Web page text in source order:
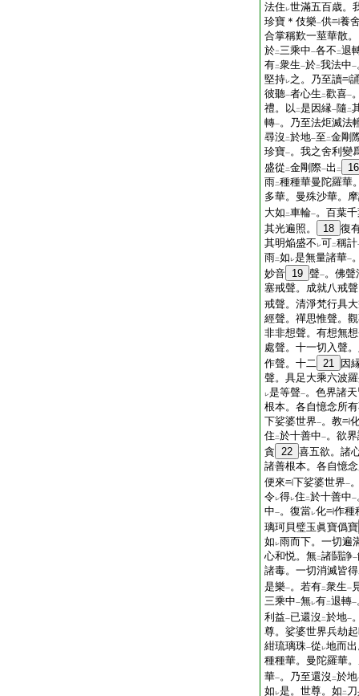
法住 レ世滿五百歳。
珍寶＊伎樂一供
養
合掌稱歎一莖華散
於二三乘中一各不 二退
有二衆生一於二我法中一
堅持レ之。乃至讀
彼聽一者心生 二歡喜一
禮。以 二是因縁一隨 二
轉一。乃至法炬滅法
尋沒 二於地一至 二金剛
珍寶一。我之舍利變
盛從 二金剛際一出 二
16
雨二種種華曼陀羅華
多華。曼殊沙華。
大如 二車輪一。百葉
其光遍照。
18 復
其明焔盛不 レ可二稱計
雨二如 レ是無量諸華一
妙音 19 聲一。佛聲
塞戒聲。成就八戒
戒聲。清淨梵行具
經聲。禪思惟聲。
非非想聲。有想無
處聲。十一切入聲
作聲。十二 21
因
聲。具足大乘六波
レ是等聲一。色界諸
根本。各自憶念所
下娑婆世界一。教
住 二於十善中一。欲
貪 22 喜五欲。諸
諸善根本。各自憶
便來
下娑婆世界一
令レ得レ住 二於十善中一
中一。復當レ化
作種
璃珂貝璧玉眞寶僞寶
如 レ雨而下。一切遍
心和悦。無二諸鬪諍一
諸毒。一切消滅皆得
是樂一。若有二衆生一
三乘中一無レ有二退轉一
利益一已還沒 二於地一
尊。娑婆世界兵劫
紺琉璃珠一從 レ地而
種種華。曼陀羅華
華一。乃至還沒 二於地
如 レ是。世尊。如 二